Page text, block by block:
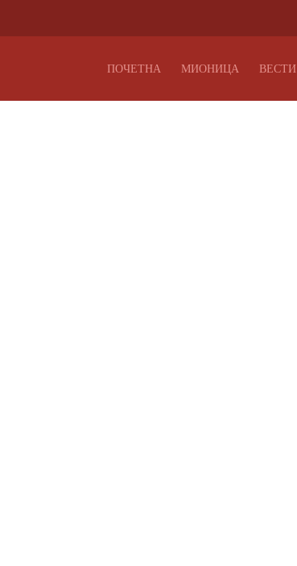
ПОЧЕТНА МИОНИЦА ВЕСТИ